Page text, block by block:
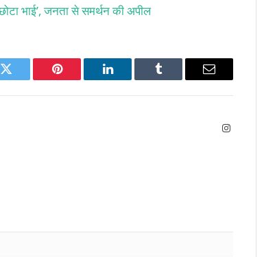
भाई’, जनता से समर्थन की अपील
Twitter Pinterest LinkedIn Tumblr Email
Instagram